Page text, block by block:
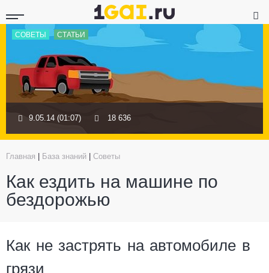
СОВЕТЫ СТАТЬИ
9.05.14 (01:07) 18 636
Главная База знаний Советы
Как ездить на машине по
бездорожью
Как не застрять на автомобиле в
грязи